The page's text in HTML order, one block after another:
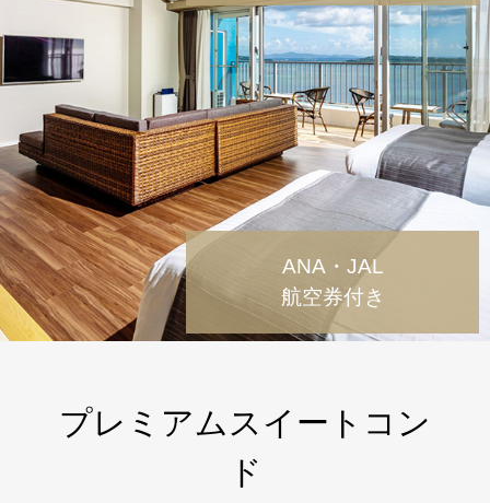
ANA・JAL
航空券付き
プレミアムスイートコン
ド